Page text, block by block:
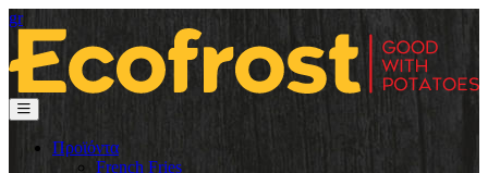
gr
Προϊόντα
French Fries